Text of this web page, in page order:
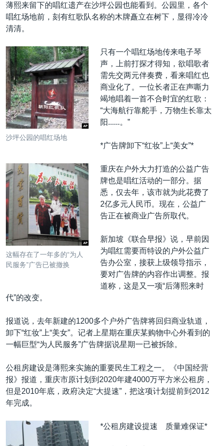
薄熙来留下的唱红遗产在沙坪公园也能看到。公园里，各个
唱红场地前，刻有红歌队名称的木牌矗立在树下，显得冷冷
清清。
沙坪公园的唱红场地
只有一个唱红场地传来电子琴
声，上前打探才得知，欲唱歌者
需先交两元伴奏费，看来唱红也
商业化了。一位长者正在声嘶力
竭地唱着一首不合时宜的红歌：
“大海航行靠舵手，万物生长靠太
阳......。”
*广告牌卸下“红妆”上“美女”*
这幅存在了一年多的“为人
民服务”广告已被撤换
重庆在户外大力打造的公益广告
牌也是唱红活动的一部分。据
悉，仅去年，该市就为此花费了
2亿多元人民币。现在，公益广
告正在被商业广告所取代。
新加坡《联合早报》说，早前因
为唱红需要而特设的户外公益广
告办公室，接获上级领导指示，
要对广告牌的内容作出调整。报
道称，这是又一项“后薄熙来时
代”的改变。
报道说，去年新建的1200多个户外广告牌将回归商业轨道，
卸下“红妆”上“美女”。记者上星期在重庆某购物中心外看到的
一幅巨型“为人民服务”广告牌据说星期一已被拆除。
公租房建设是薄熙来实施的重要民生工程之一。《中国经营
报》报道，重庆市原计划到2020年建4000万平方米公租房，
但是2010年底，政府决定“大提速”，把这项计划提前到2012
年完成。
*公租房建设提速 质量难保证*